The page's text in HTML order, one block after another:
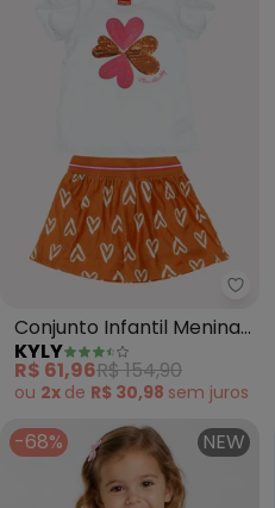
Conjunto Infantil Menina
Bordado (Off White)
KYLY
R$ 61,96R$ 154,90
ou 2x de R$ 30,98 sem juros
-68% NEW